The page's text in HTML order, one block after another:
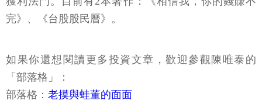
完》、《台股股民曆》。
如果你還想閱讀更多投資文章，歡迎參觀陳唯泰的
「部落格」：
部落格： 老摸與蛙董的面面